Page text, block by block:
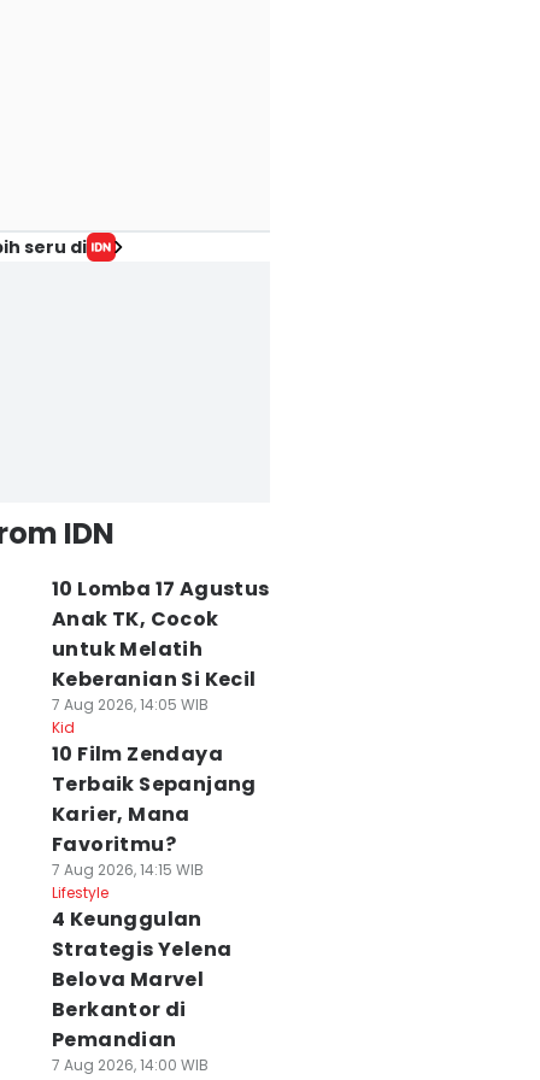
seru di
IDN
10 Lomba 17 Agustus
Anak TK, Cocok
untuk Melatih
Keberanian Si Kecil
7 Aug 2026, 14:05 WIB
Kid
10 Film Zendaya
Terbaik Sepanjang
Karier, Mana
Favoritmu?
7 Aug 2026, 14:15 WIB
Lifestyle
4 Keunggulan
Strategis Yelena
Belova Marvel
Berkantor di
Pemandian
7 Aug 2026, 14:00 WIB